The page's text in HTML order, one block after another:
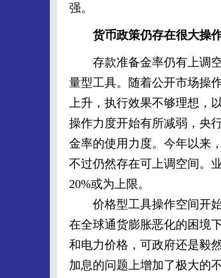
强。
货币政策仍存在很大操
存款准备金率仍有上调空
量型工具。随着公开市场操
上升，执行效果不够理想，
操作力度开始有所减弱，央
金率的使用力度。今年以来
不过仍然存在可上调空间。
20%或为上限。
价格型工具操作空间开始
在全球通货膨胀恶化的困境
和电力价格，可政府还是毅
加息的问题上增加了极大的